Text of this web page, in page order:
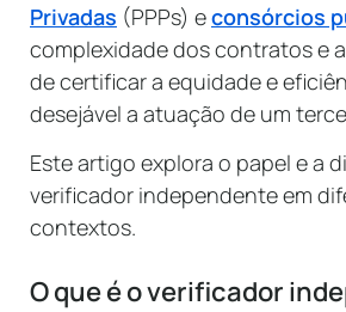
Privadas (PPPs) econsórcios
complexidade dos contratos e
de certificar a equidade e
desejável a atuação de um
Este artigo explora o papel e a
verificador independente em
contextos.
O que é o verificador